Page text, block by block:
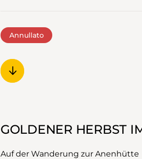
Annullato
GOLDENER HERBST
Auf der Wanderung zur Anenhütte